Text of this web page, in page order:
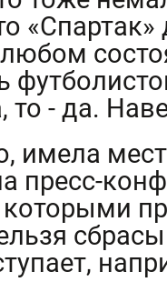
то - да.
имела
пресс-